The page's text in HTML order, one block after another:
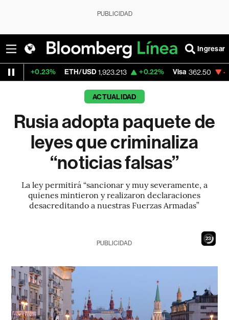
PUBLICIDAD
Ingresar
ETH/USD 1,923.213 +0.22% Visa 362.50 -2.15%
ACTUALIDAD
Rusia adopta paquete de
leyes que criminaliza
“noticias falsas”
La ley permitirá “sancionar y muy severamente, a
quienes mintieron y realizaron declaraciones
desacreditando a nuestras Fuerzas Armadas”
22
PUBLICIDAD